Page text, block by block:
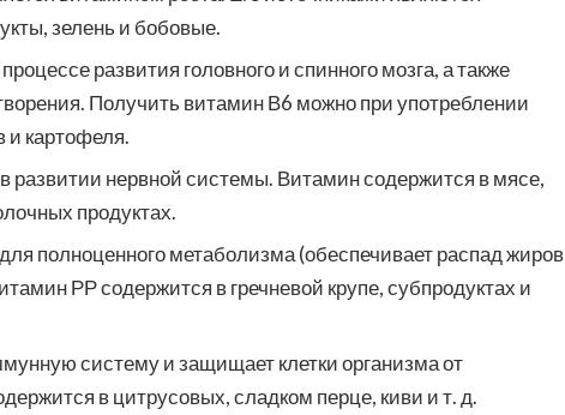
зелень и бобовые.
развития головного и спинного мозга, а также
Получить витамин В6 можно при употреблении
и картофеля.
развитии нервной системы. Витамин содержится в мясе,
продуктах.
полноценного метаболизма (обеспечивает распад жиров
РР содержится в гречневой крупе, субпродуктах и
систему и защищает клетки организма от
в цитрусовых, сладком перце, киви и т. д.